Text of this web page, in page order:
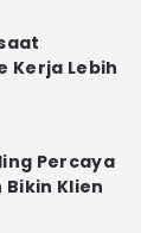
Kerja Lebih
Percaya
Klien